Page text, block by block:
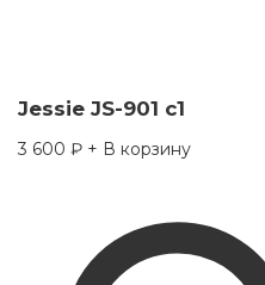
Jessie JS-901 c1
3 600 ₽ + В корзину